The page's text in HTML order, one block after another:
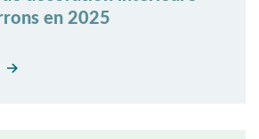
en 2025